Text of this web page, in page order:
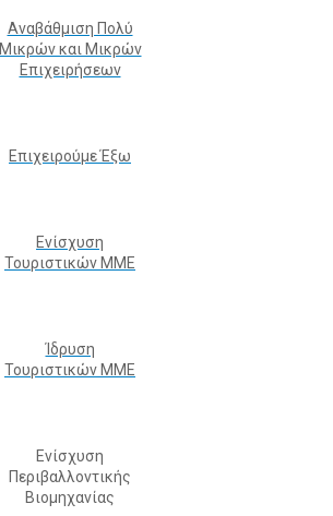
Αναβάθμιση Πολύ
Μικρών και Μικρών
Επιχειρήσεων
Επιχειρούμε Έξω
Ενίσχυση
Τουριστικών ΜΜΕ
Ίδρυση
Τουριστικών ΜΜΕ
Ενίσχυση
Περιβαλλοντικής
Βιομηχανίας